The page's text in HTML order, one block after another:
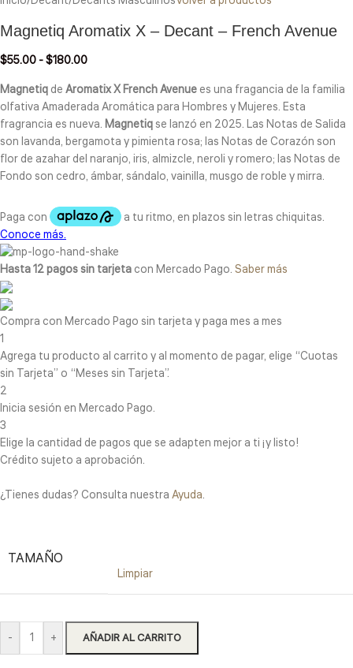
Magnetiq Aromatix X – Decant – French Avenue
$55.00 -$180.00
Magnetiq de Aromatix X French Avenue es una fragancia de la familia
olfativa Amaderada Aromática para Hombres y Mujeres. Esta
fragrancia es nueva. Magnetiq se lanzó en 2025. Las Notas de Salida
son lavanda, bergamota y pimienta rosa; las Notas de Corazón son
flor de azahar del naranjo, iris, almizcle, neroli y romero; las Notas de
Fondo son cedro, ámbar, sándalo, vainilla, musgo de roble y mirra.
Hasta 12 pagos sin tarjeta con Mercado Pago. Saber más
Compra con Mercado Pago sin tarjeta y paga mes a mes
1
Agrega tu producto al carrito y al momento de pagar, elige “Cuotas
sin Tarjeta” o “Meses sin Tarjeta”.
2
Inicia sesión en Mercado Pago.
3
Elige la cantidad de pagos que se adapten mejor a ti ¡y listo!
Crédito sujeto a aprobación.
¿Tienes dudas? Consulta nuestra Ayuda.
TAMAÑO
Limpiar
- + AÑADIR AL CARRITO